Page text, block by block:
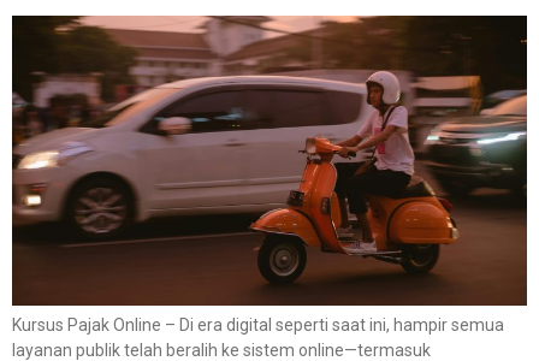
Kursus Pajak Online – Di era digital seperti saat ini, hampir semua
layanan publik telah beralih ke sistem online—termasuk